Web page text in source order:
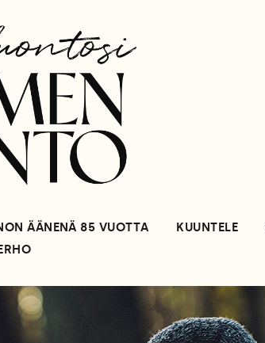
ÄÄNENÄ 85 VUOTTA KUUNTELE